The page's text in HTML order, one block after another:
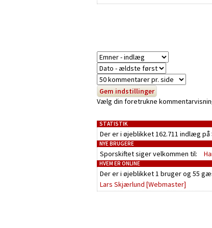
Vælg din foretrukne
STATISTIK
Der er i øjeblikket 162.711 indlæg
NYE BRUGERE
Sporskiftet siger velkommen til:
HVEM ER ONLINE
Der er i øjeblikket1 brugerog 55
Lars Skjærlund [Webmaster]